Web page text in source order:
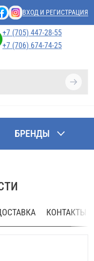
ВХОД И РЕГИСТРАЦИЯ
+7 (705) 447-28-55
+7 (706) 674-74-25
БРЕНДЫ
КОНТАКТЫ